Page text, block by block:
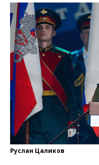
Руслан Цаликов